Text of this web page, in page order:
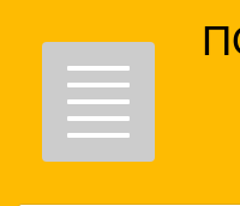
Toggle
navigation